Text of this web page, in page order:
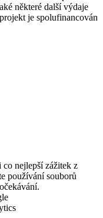
některé další výdaje
je spolufinancován
nejlepší zážitek z
používání souborů